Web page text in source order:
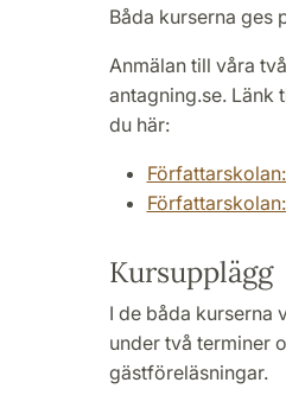
Båda kurserna ges
Anmälan till våra
antagning.se. Länk
du här:
Kursupplägg
I de båda kurserna
under två terminer
gästföreläsningar.